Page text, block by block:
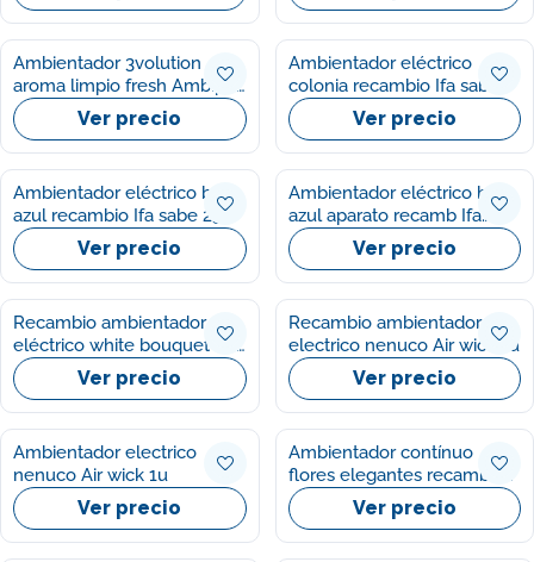
Ambientador 3volution
aroma limpio fresh Ambipur
1u
Ver precio
Ambientador eléctrico
colonia recambio Ifa sabe
25c
Ver precio
Ambientador eléctrico brisa
azul recambio Ifa sabe 25c
Ver precio
Ambientador eléctrico brisa
azul aparato recamb Ifa
sabe 25cVer precio
Recambio ambientador
eléctrico white bouquet Air
wick 1u
Ver precio
Recambio ambientador
electrico nenuco Air wick 1u
Ver precio
Ambientador electrico
nenuco Air wick 1u
Ver precio
Ambientador contínuo
flores elegantes recambio
Ambipur 21.5mlVer precio